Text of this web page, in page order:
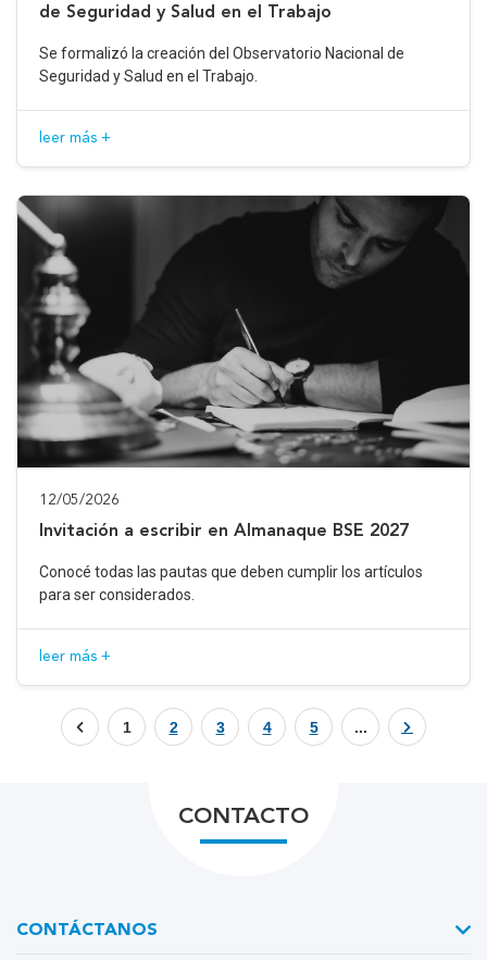
de Seguridad y Salud en el Trabajo
Se formalizó la creación del Observatorio Nacional de
Seguridad y Salud en el Trabajo.
leer más +
12/05/2026
Invitación a escribir en Almanaque BSE 2027
Conocé todas las pautas que deben cumplir los artículos
para ser considerados.
leer más +
1 2 3 4 5 ...
CONTACTO
CONTÁCTANOS